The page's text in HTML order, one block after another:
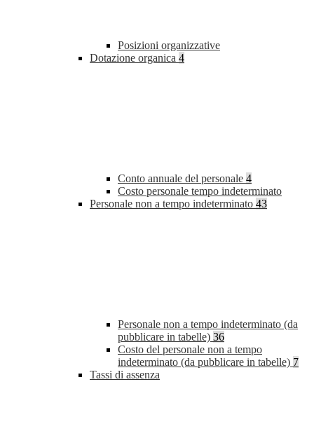
Posizioni organizzative
Dotazione organica 4
Conto annuale del personale 4
Costo personale tempo indeterminato
Personale non a tempo indeterminato 43
Personale non a tempo indeterminato (da
pubblicare in tabelle) 36
Costo del personale non a tempo
indeterminato (da pubblicare in tabelle) 7
Tassi di assenza